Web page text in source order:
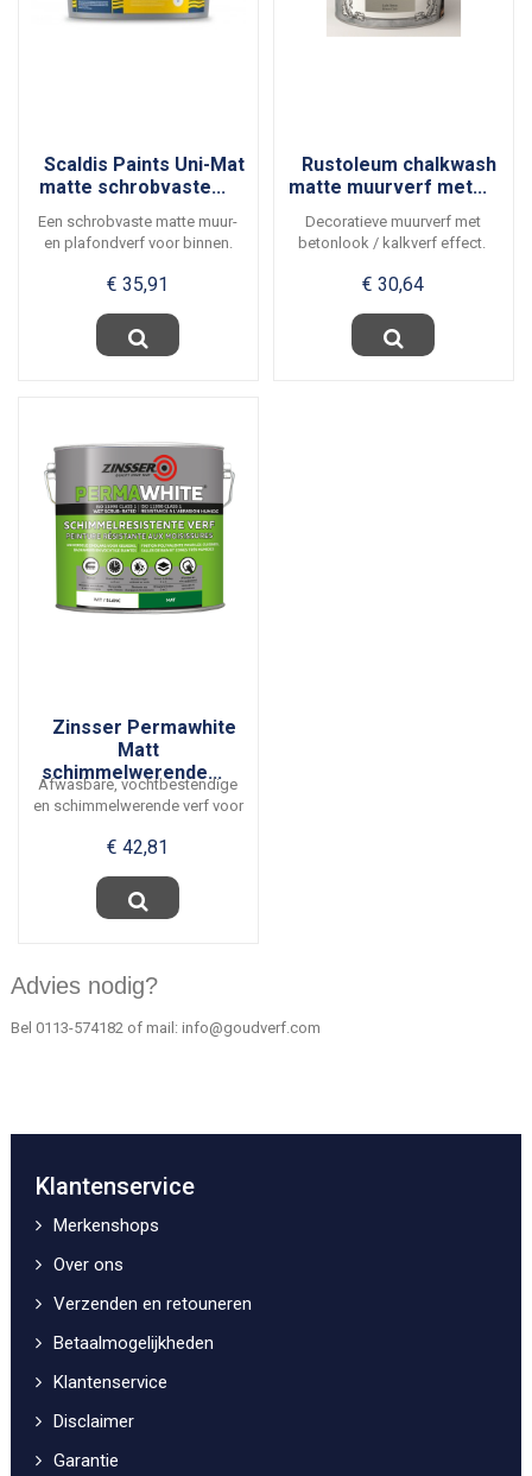
Scaldis Paints Uni-Mat
matte schrobvaste...
Een schrobvaste matte muur-
en plafondverf voor binnen.
€ 35,91
Rustoleum chalkwash
matte muurverf met...
Decoratieve muurverf met
betonlook / kalkverf effect.
€ 30,64
Zinsser Permawhite
Matt
schimmelwerende...
Afwasbare, vochtbestendige
en schimmelwerende verf voor
€ 42,81
Advies nodig?
Bel 0113-574182 of mail: info@goudverf.com
Klantenservice
Merkenshops
Over ons
Verzenden en retouneren
Betaalmogelijkheden
Klantenservice
Disclaimer
Garantie